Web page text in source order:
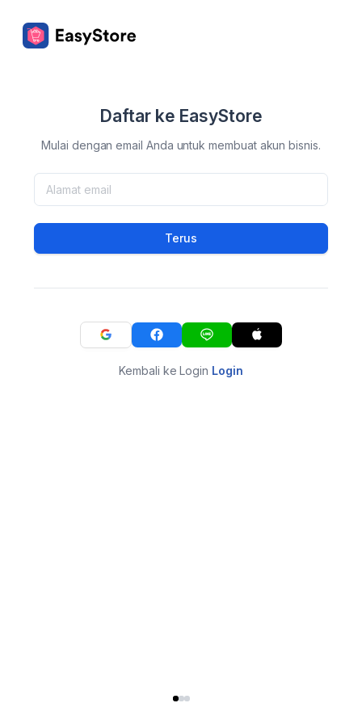
Daftar ke EasyStore
Mulai dengan email Anda untuk membuat akun bisnis.
Terus
Kembali ke Login Login